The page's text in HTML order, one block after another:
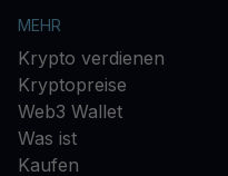
MEHR
Krypto verdienen
Kryptopreise
Web3 Wallet
Was ist
Kaufen